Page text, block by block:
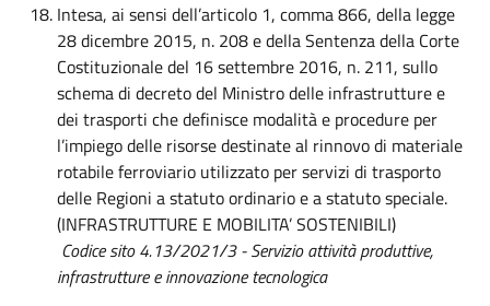
Intesa, ai sensi dell’articolo 1, comma 866, della legge
28 dicembre 2015, n. 208 e della Sentenza della Corte
Costituzionale del 16 settembre 2016, n. 211, sullo
schema di decreto del Ministro delle infrastrutture e
dei trasporti che definisce modalità e procedure per
l’impiego delle risorse destinate al rinnovo di materiale
rotabile ferroviario utilizzato per servizi di trasporto
delle Regioni a statuto ordinario e a statuto speciale.
(INFRASTRUTTURE E MOBILITA’ SOSTENIBILI)
Codice sito 4.13/2021/3 - Servizio attività produttive,
infrastrutture e innovazione tecnologica